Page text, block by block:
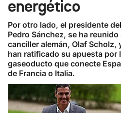
energético
Por otro lado, el presidente
Pedro Sánchez, se ha
canciller alemán, Olaf Scholz,
han ratificado su apuesta por
gaseoducto que conecte
de Francia o Italia.